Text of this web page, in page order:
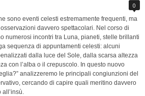
0
sono eventi celesti estremamente frequenti, ma
davvero spettacolari. Nel corso di
numerosi incontri tra Luna, pianeti, stelle brillanti
sequenza di appuntamenti celesti: alcuni
dalla luce del Sole, dalla scarsa altezza
con l’alba o il crepuscolo. In questo nuovo
analizzeremo le principali congiunzioni del
cercando di capire quali meritino davvero